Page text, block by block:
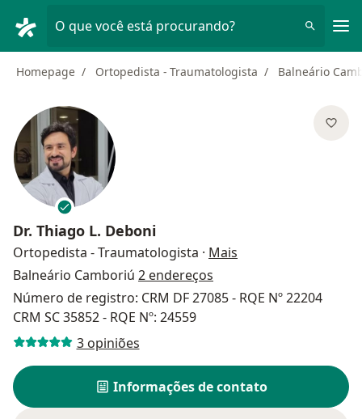
O que você está procurando?
Homepage Ortopedista - Traumatologista Balneário
Dr. Thiago L. Deboni
Ortopedista - Traumatologista · Mais
Balneário Camboriú 2 endereços
Número de registro: CRM DF 27085 - RQE Nº 22204
CRM SC 35852 - RQE Nº: 24559
3 opiniões
Informações de contato